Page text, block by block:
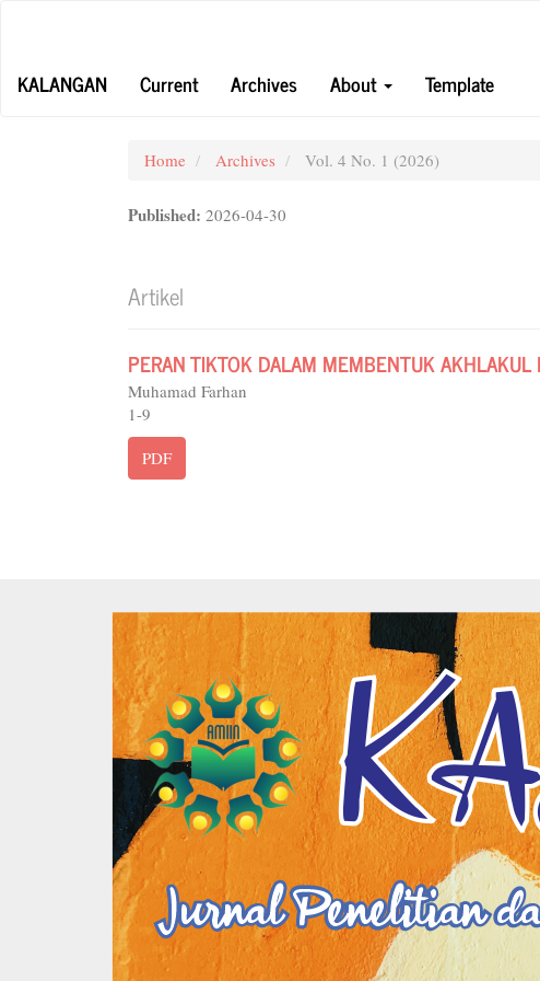
Content
KALANGAN
Current Archives About Template
Home Archives Vol. 4 No. 1 (2026)
Published: 2026-04-30
Artikel
PERAN TIKTOK DALAM MEMBENTUK
Muhamad Farhan
1-9
PDF